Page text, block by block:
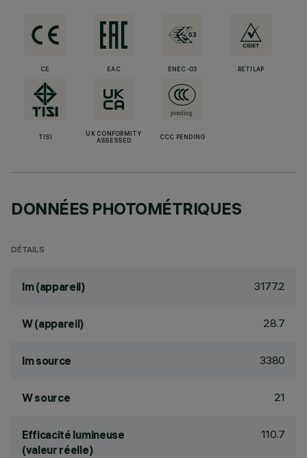
CE EAC ENEC-03 RETILAP
TISI
UK CONFORMITY
ASSESSED
CCC PENDING
DONNÉES PHOTOMÉTRIQUES
DÉTAILS
lm (appareil) 3177.2
W (appareil) 28.7
lm source 3380
W source 21
Efficacité lumineuse
(valeur réelle)
110.7